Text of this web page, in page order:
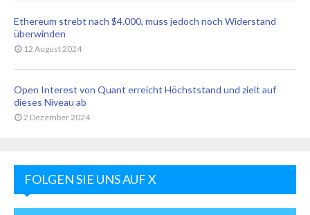
Ethereum strebt nach $4.000, muss jedoch noch Widerstand
überwinden
12 August 2024
Open Interest von Quant erreicht Höchststand und zielt auf
dieses Niveau ab
2 Dezember 2024
FOLGEN SIE UNS AUF X